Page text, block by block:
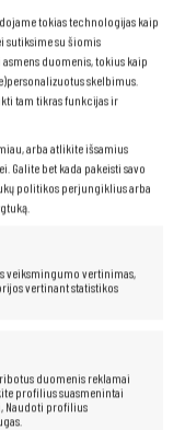
tokias technologijas kaip
sutiksime su šiomis
duomenis, tokius kaip
skelbimus.
tam tikras funkcijas ir
arba atlikite išsamius
Galite bet kada pakeisti savo
politikos perjungiklius arba
veiksmingumo vertinimas,
vertinant statistikos
duomenis reklamai
profilius suasmenintai
Naudoti profilius
bet kokiomis
„ “ nešiojamasis
su šviesos
sąlygomis, tiek
yra daug mažiau
nejausdami
yra
programoms.
kokybe iš tokių
„Spotify“ ir